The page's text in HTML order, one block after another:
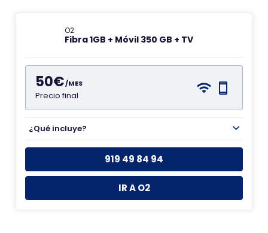
O2
Fibra 1GB + Móvil 350 GB + TV
50€/MES
Precio final
¿Qué incluye?
919 49 84 94
IR A O2